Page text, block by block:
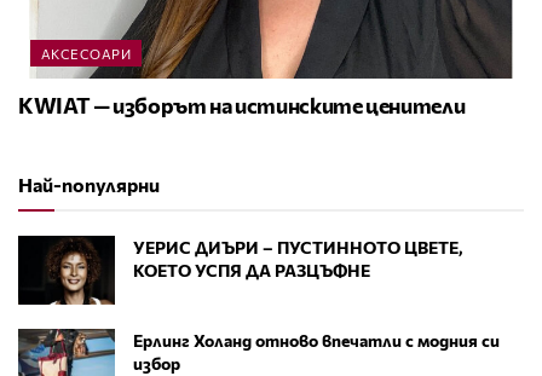
АКСЕСОАРИ
KWIAT — изборът на истинските ценители
Най-популярни
УЕРИС ДИЪРИ – ПУСТИННОТО ЦВЕТЕ,
КОЕТО УСПЯ ДА РАЗЦЪФНЕ
Ерлинг Холанд отново впечатли с модния си
избор